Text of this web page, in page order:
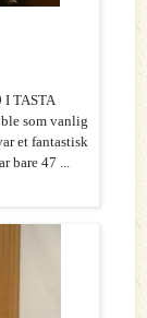
I TASTA
som vanlig
et fantastisk
47 ...